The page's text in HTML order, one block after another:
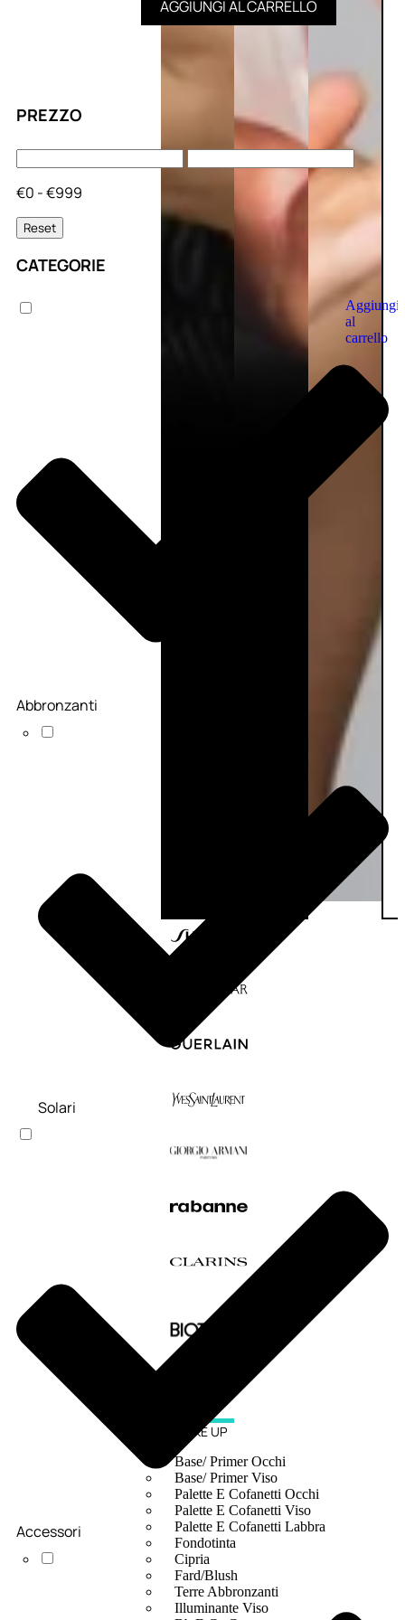
Aggiungi
al
carrello
MAKE UP
Base/ Primer Occhi
Base/ Primer Viso
Palette E Cofanetti Occhi
Palette E Cofanetti Viso
Palette E Cofanetti Labbra
Fondotinta
Cipria
Fard/Blush
Terre Abbronzanti
Illuminante Viso
PREZZO
€0 - €999
Reset
CATEGORIE
Abbronzanti
Solari
Accessori
AGGIUNGI AL CARRELLO